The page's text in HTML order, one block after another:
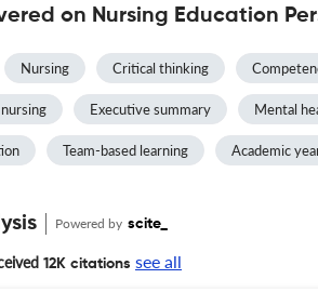
on Nursing Education
Nursing Critical thinking
Executive summary Mental
Team-based learning Academic
Powered by scite_
12K citations see all